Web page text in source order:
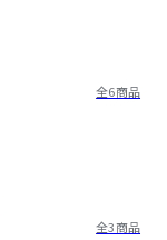
全6商品
全3商品